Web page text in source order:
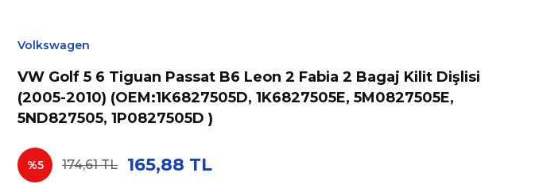
Volkswagen
VW Golf 5 6 Tiguan Passat B6 Leon 2 Fabia 2 Bagaj Kilit Dişlisi
(2005-2010) (OEM:1K6827505D, 1K6827505E, 5M0827505E,
5ND827505, 1P0827505D )
%5 174,61 TL 165,88 TL